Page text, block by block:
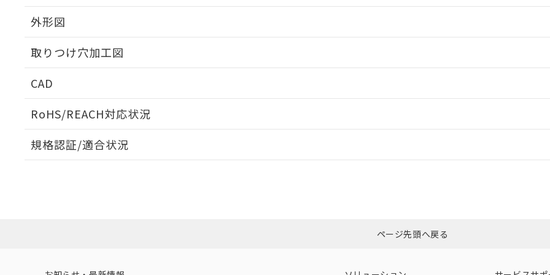
外形図
取りつけ穴加工図
CAD
RoHS/REACH対応状況
EU RoHS 注意事項・凡例
ダウンロードはこちら
規格認証/適合状況
（イギリス
（ノルウェー
（日本
（アメリカ
ページ先頭へ戻る